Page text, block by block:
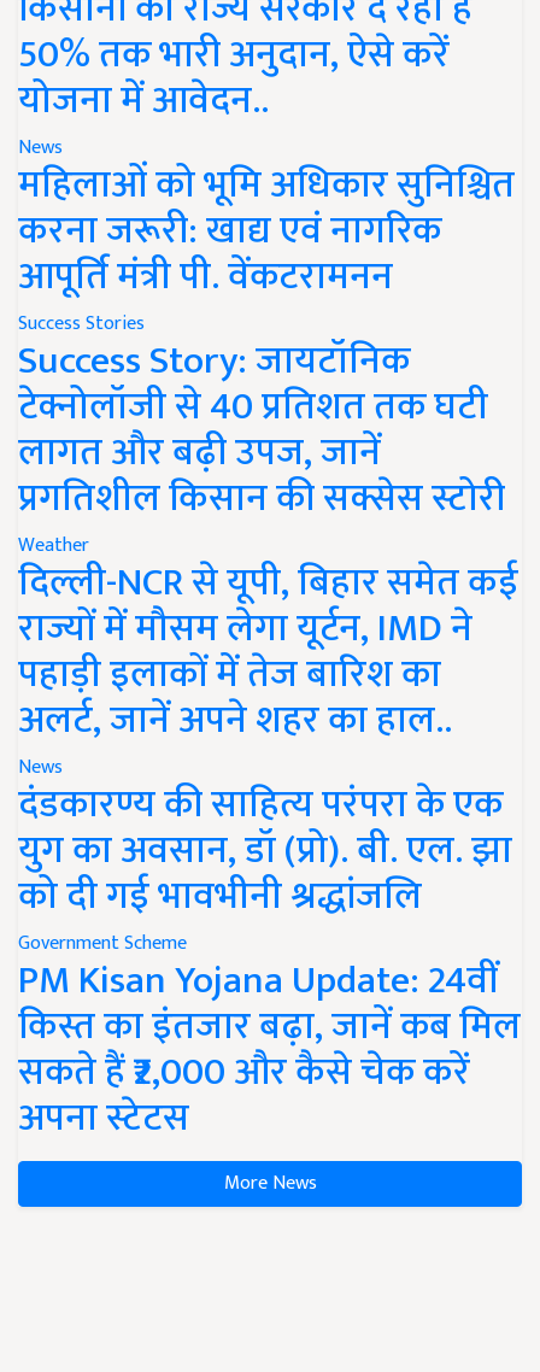
50% तक भारी अनुदान, ऐसे करें
योजना में आवेदन..
News
महिलाओं को भूमि अधिकार सुनिश्चित
करना जरूरी: खाद्य एवं नागरिक
आपूर्ति मंत्री पी. वेंकटरामनन
Success Stories
Success Story: जायटॉनिक
टेक्नोलॉजी से 40 प्रतिशत तक घटी
लागत और बढ़ी उपज, जानें
प्रगतिशील किसान की सक्सेस स्टोरी
Weather
दिल्ली-NCR से यूपी, बिहार समेत कई
राज्यों में मौसम लेगा यूर्टन, IMD ने
पहाड़ी इलाकों में तेज बारिश का
अलर्ट, जानें अपने शहर का हाल..
News
दंडकारण्य की साहित्य परंपरा के एक
युग का अवसान, डॉ (प्रो). बी. एल. झा
को दी गई भावभीनी श्रद्धांजलि
Government Scheme
PM Kisan Yojana Update: 24वीं
किस्त का इंतजार बढ़ा, जानें कब मिल
सकते हैं ₹2,000 और कैसे चेक करें
अपना स्टेटस
More News